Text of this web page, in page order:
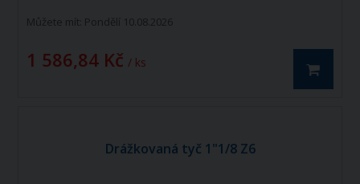
Můžete mít: Pondělí 10.08.2026
1 586,84 Kč / ks
Drážkovaná tyč 1"1/8 Z6